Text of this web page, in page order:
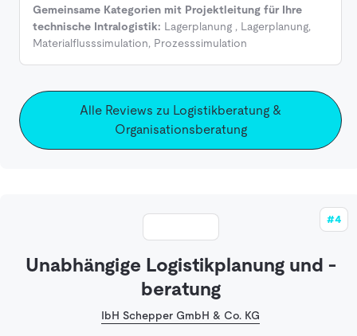
Gemeinsame Kategorien mit Projektleitung für Ihre
technische Intralogistik: Lagerplanung , Lagerplanung,
Materialflusssimulation, Prozesssimulation
Alle Reviews zu Logistikberatung &
Organisationsberatung
#4
Unabhängige Logistikplanung und -
beratung
IbH Schepper GmbH & Co. KG